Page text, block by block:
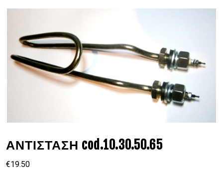
ΑΝΤΙΣΤΑΣΗ cod.10.30.50.65
€19.50